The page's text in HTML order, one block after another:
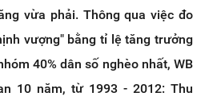
vừa phải. Thông qua việc đo
vượng" bằng tỉ lệ tăng trưởng
40% dân số nghèo nhất, WB
10 năm, từ 1993 - 2012: Thu